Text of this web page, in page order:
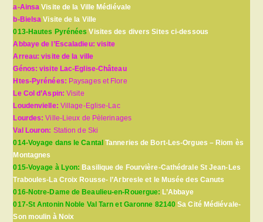
a-Ainsa Visite de la Ville Médiévale
b-Bielsa Visite de la Ville
013-Hautes Pyrénées Visites des divers Sites ci-dessous
Abbaye de l’Escaladieu: visite
Arreau: visite de la ville
Génos: visite Lac-Eglise-Château
Htes-Pyrénées: Paysages et Flore
Le Col d’Aspin:Visite
Loudenvielle: Village-Eglise-Lac
Lourdes:Ville-Lieux de Pèlerinages
Val Louron: Station de Ski
014-Voyage dans le Cantal Tanneries de Bort-Les-Orgues – Riom ès
Montagnes
015-Voyage à Lyon: Basilique de Fourvière-Cathédrale St Jean-Les
Traboules-La Croix Rousse- l’Arbresle et le Musée des Canuts
016-Notre-Dame de Beaulieu-en-Rouergue: L’Abbaye
017-St Antonin Noble Val Tarn et Garonne 82140 Sa Cité Médiévale-
Son moulin à Noix